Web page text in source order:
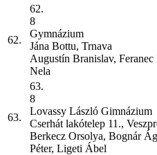
62.
62.
8
Gymnázium
Jána Bottu, Trnava
Augustín Branislav,
Nela
63.
63.
8
Lovassy László Gimnázium
Cserhát lakótelep 11.,
Berkecz Orsolya, Bognár
Péter, Ligeti Ábel